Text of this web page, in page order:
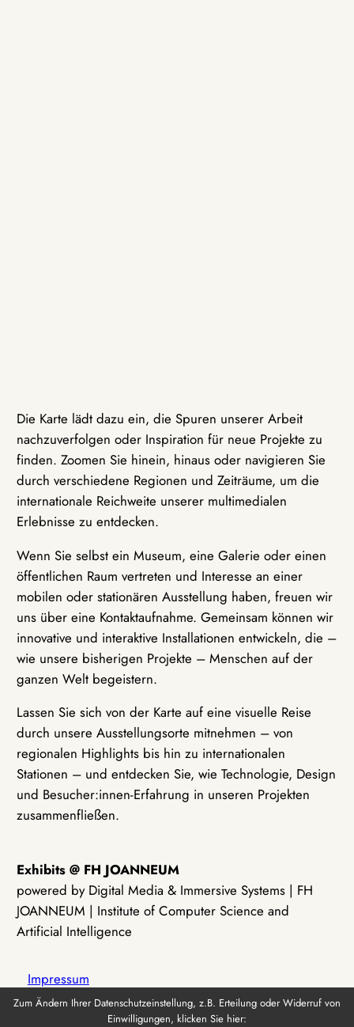
Die Karte lädt dazu ein, die Spuren unserer Arbeit
nachzuverfolgen oder Inspiration für neue Projekte zu
finden. Zoomen Sie hinein, hinaus oder navigieren Sie
durch verschiedene Regionen und Zeiträume, um die
internationale Reichweite unserer multimedialen
Erlebnisse zu entdecken.
Wenn Sie selbst ein Museum, eine Galerie oder einen
öffentlichen Raum vertreten und Interesse an einer
mobilen oder stationären Ausstellung haben, freuen wir
uns über eine Kontaktaufnahme. Gemeinsam können wir
innovative und interaktive Installationen entwickeln, die –
wie unsere bisherigen Projekte – Menschen auf der
ganzen Welt begeistern.
Lassen Sie sich von der Karte auf eine visuelle Reise
durch unsere Ausstellungsorte mitnehmen – von
regionalen Highlights bis hin zu internationalen
Stationen – und entdecken Sie, wie Technologie, Design
und Besucher:innen-Erfahrung in unseren Projekten
zusammenfließen.
Exhibits @ FH JOANNEUM
powered by Digital Media & Immersive Systems | FH
JOANNEUM | Institute of Computer Science and
Artificial Intelligence
Impressum
Zum Ändern Ihrer Datenschutzeinstellung, z.B. Erteilung oder Widerruf von
Einwilligungen, klicken Sie hier: